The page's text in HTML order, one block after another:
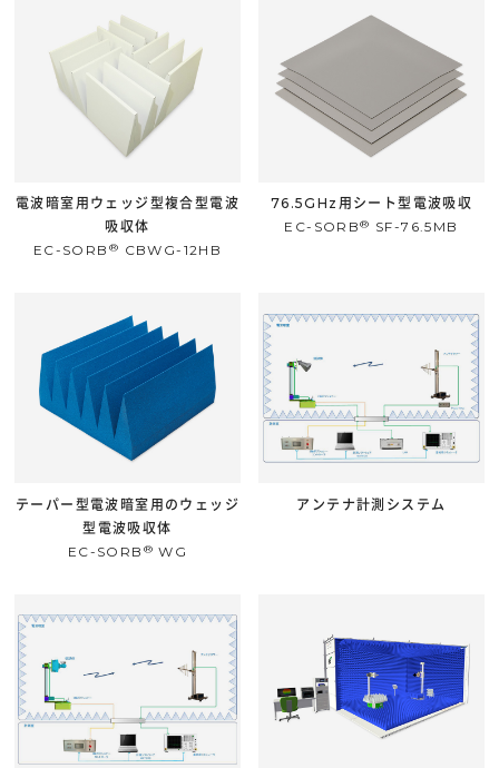
電波暗室用ウェッジ型複合型電波
吸収体
EC-SORB ® CBWG-12HB
76.5GHz用シート型電波吸収
EC-SORB® SF-76.5MB
テーパー型電波暗室用のウェッジ
型電波吸収体
EC-SORB ® WG
アンテナ計測システム